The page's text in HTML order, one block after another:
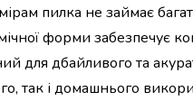
пилка не займає
форми забезпечує
для дбайливого та
так і домашнього